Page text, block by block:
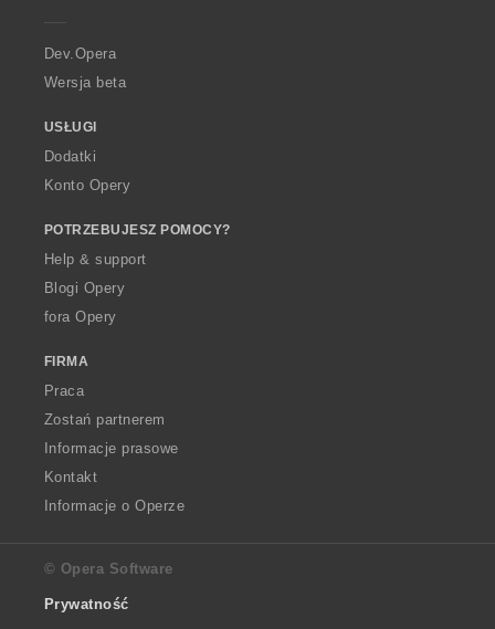
a
Dev.Opera
Wersja beta
USŁUGI
Dodatki
Konto Opery
POTRZEBUJESZ POMOCY?
Help & support
Blogi Opery
fora Opery
FIRMA
Praca
Zostań partnerem
Informacje prasowe
Kontakt
Informacje o Operze
© Opera Software
Prywatność